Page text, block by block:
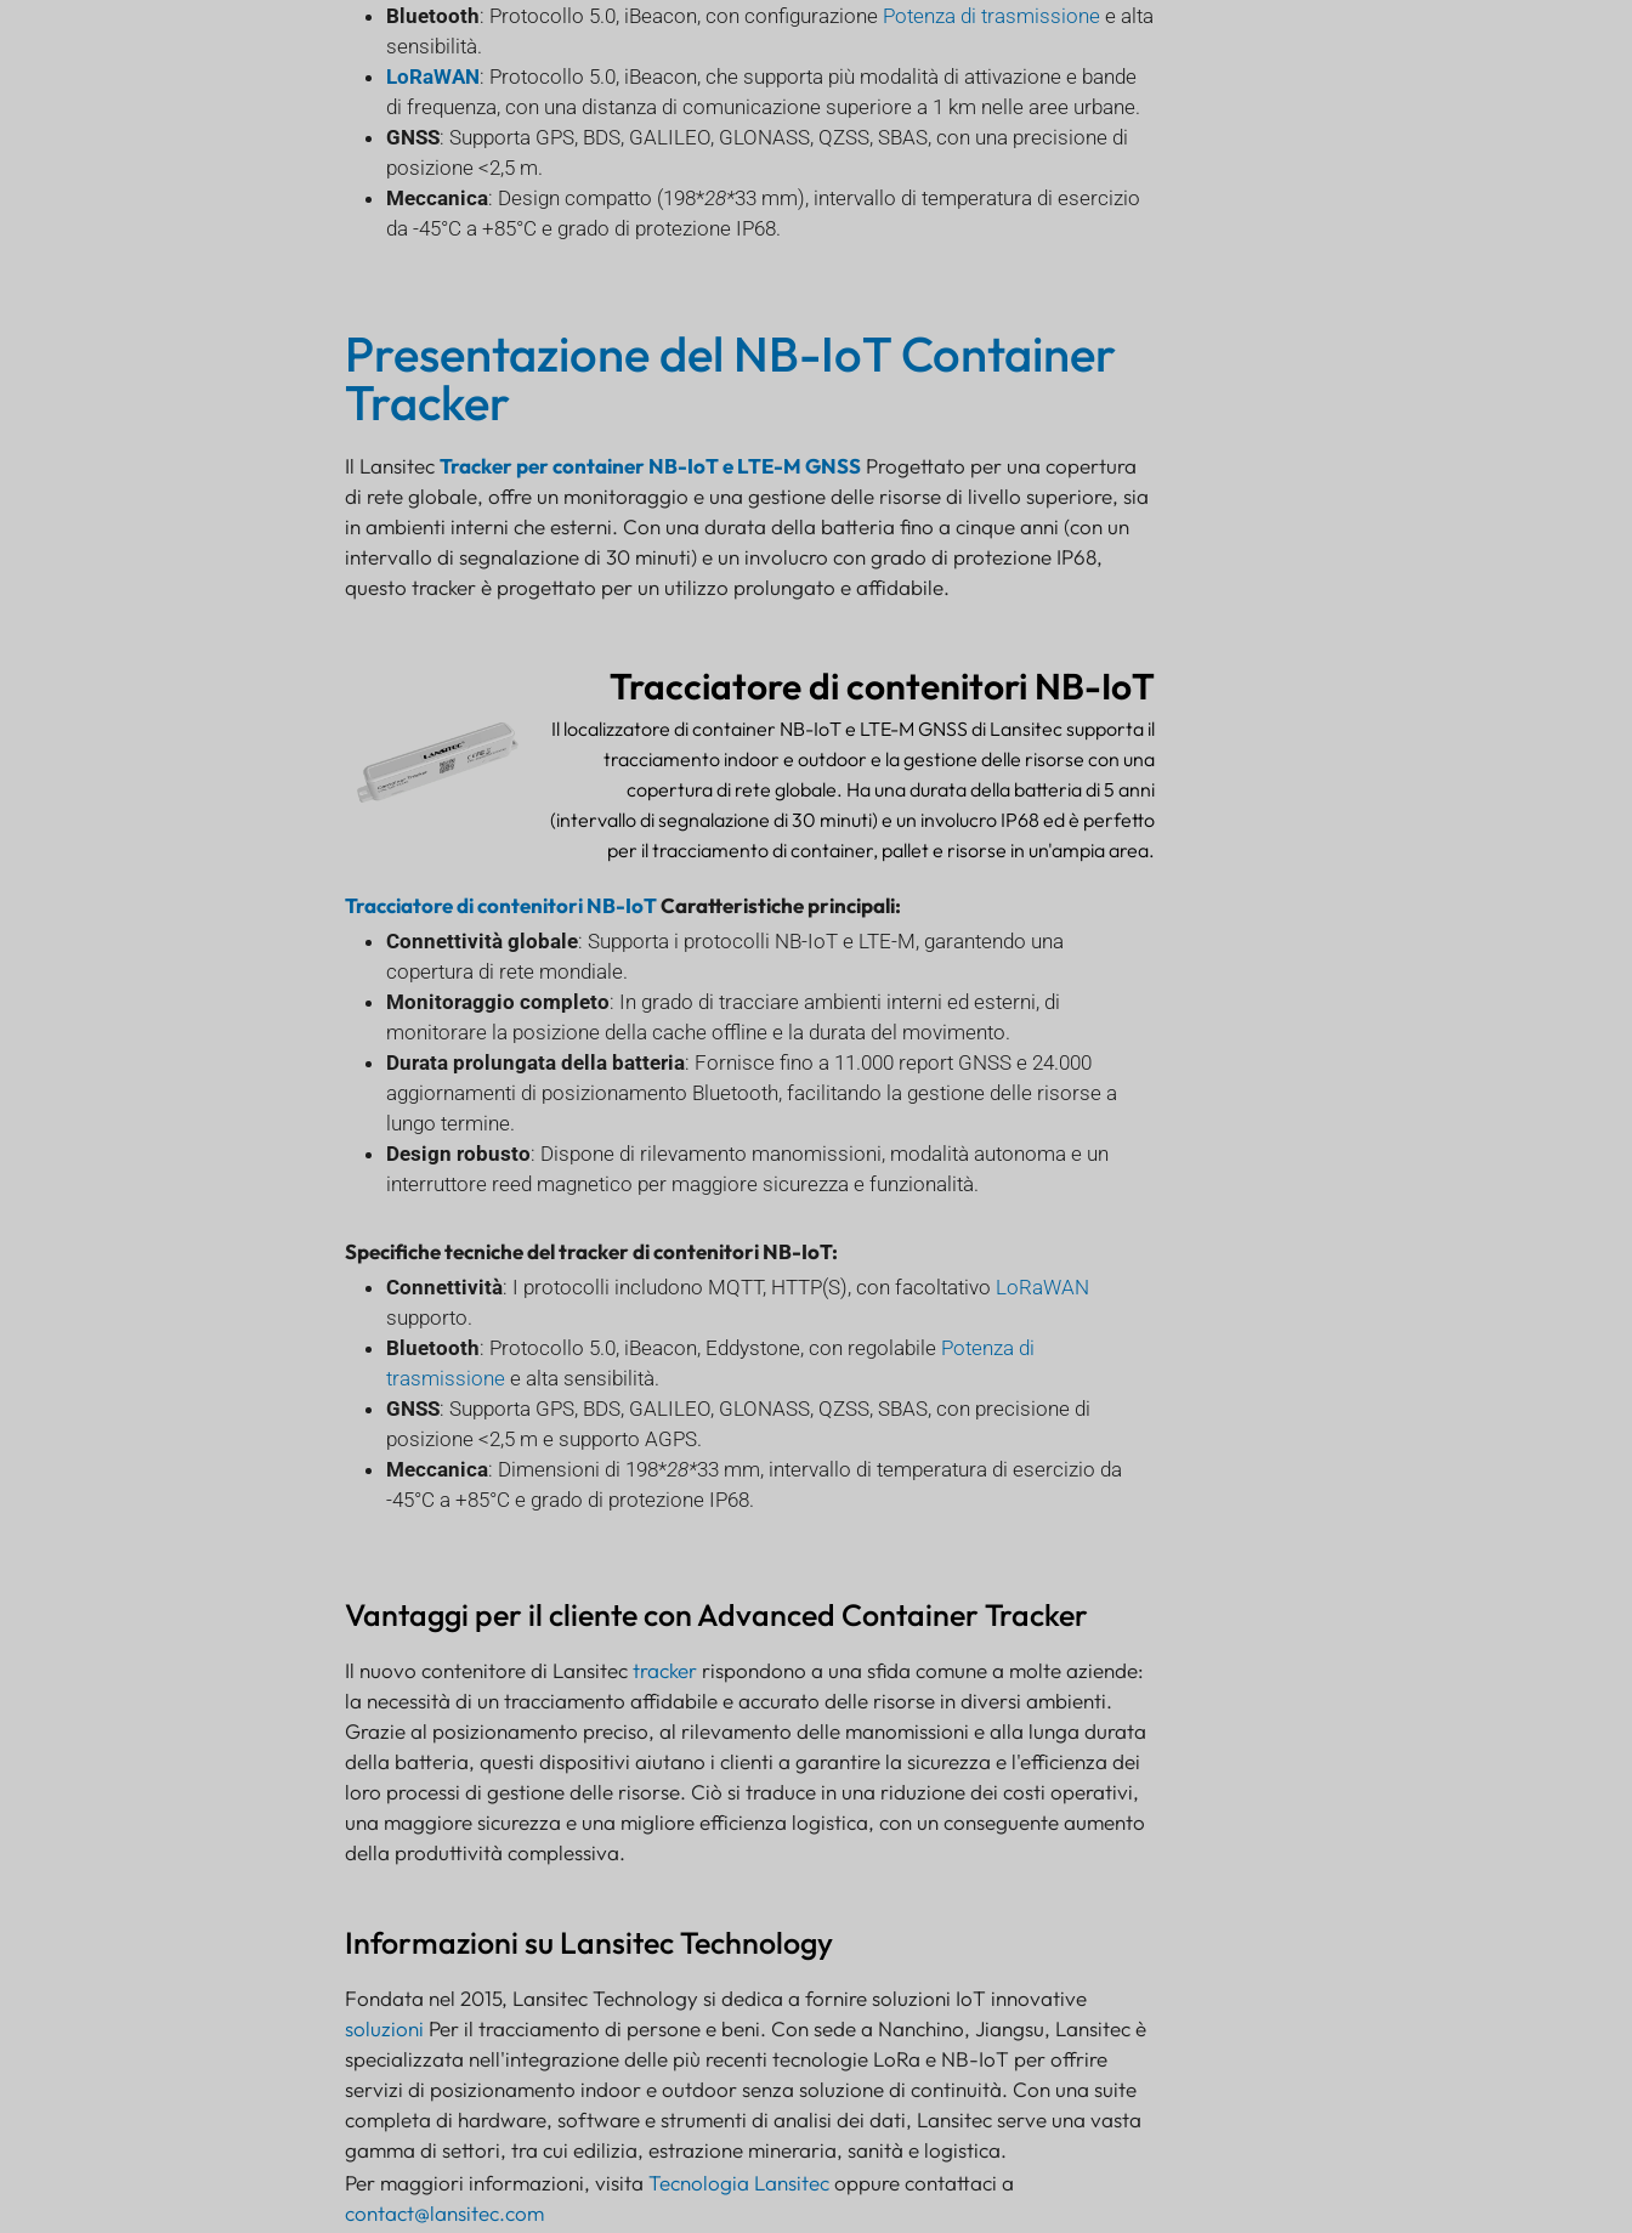
Bluetooth: Protocollo 5.0, iBeacon, con configurazione Potenza di trasmissionee alta
sensibilità.
LoRaWAN: Protocollo 5.0, iBeacon, che supporta più modalità di attivazione e bande
di frequenza, con una distanza di comunicazione superiore a 1 km nelle aree urbane.
GNSS: Supporta GPS, BDS, GALILEO, GLONASS, QZSS, SBAS, con una precisione di
posizione <2,5 m.
Meccanica: Design compatto (198*28*33 mm), intervallo di temperatura di esercizio
da -45°C a +85°C e grado di protezione IP68.
Presentazione del NB-IoT Container
Tracker
Il LansitecTracker per container NB-IoT e LTE-M GNSSProgettato per una copertura
di rete globale, offre un monitoraggio e una gestione delle risorse di livello superiore, sia
in ambienti interni che esterni. Con una durata della batteria fino a cinque anni (con un
intervallo di segnalazione di 30 minuti) e un involucro con grado di protezione IP68,
questo tracker è progettato per un utilizzo prolungato e affidabile.
Tracciatore di contenitori NB-IoT
Il localizzatore di container NB-IoT e LTE-M GNSS di Lansitec supporta il
tracciamento indoor e outdoor e la gestione delle risorse con una
copertura di rete globale. Ha una durata della batteria di 5 anni
(intervallo di segnalazione di 30 minuti) e un involucro IP68 ed è perfetto
per il tracciamento di container, pallet e risorse in un'ampia area.
Tracciatore di contenitori NB-IoTCaratteristiche principali:
Connettività globale: Supporta i protocolli NB-IoT e LTE-M, garantendo una
copertura di rete mondiale.
Monitoraggio completo: In grado di tracciare ambienti interni ed esterni, di
monitorare la posizione della cache offline e la durata del movimento.
Durata prolungata della batteria: Fornisce fino a 11.000 report GNSS e 24.000
aggiornamenti di posizionamento Bluetooth, facilitando la gestione delle risorse a
lungo termine.
Design robusto: Dispone di rilevamento manomissioni, modalità autonoma e un
interruttore reed magnetico per maggiore sicurezza e funzionalità.
Specifiche tecniche del tracker di contenitori NB-IoT:
Connettività: I protocolli includono MQTT, HTTP(S), con facoltativo LoRaWAN
supporto.
Bluetooth: Protocollo 5.0, iBeacon, Eddystone, con regolabile Potenza di
trasmissionee alta sensibilità.
GNSS: Supporta GPS, BDS, GALILEO, GLONASS, QZSS, SBAS, con precisione di
posizione <2,5 m e supporto AGPS.
Meccanica: Dimensioni di 198*28*33 mm, intervallo di temperatura di esercizio da
-45°C a +85°C e grado di protezione IP68.
Vantaggi per il cliente con Advanced ContainerTracker
Il nuovo contenitore di Lansitectrackerrispondono a una sfida comune a molte aziende:
la necessità di un tracciamento affidabile e accurato delle risorse in diversi ambienti.
Grazie al posizionamento preciso, al rilevamento delle manomissioni e alla lunga durata
della batteria, questi dispositivi aiutano i clienti a garantire la sicurezza e l'efficienza dei
loro processi di gestione delle risorse. Ciò si traduce in una riduzione dei costi operativi,
una maggiore sicurezza e una migliore efficienza logistica, con un conseguente aumento
della produttività complessiva.
Informazioni su Lansitec Technology
Fondata nel 2015, Lansitec Technology si dedica a fornire soluzioni IoT innovative
soluzioni Per il tracciamento di persone e beni. Con sede a Nanchino, Jiangsu, Lansitec è
specializzata nell'integrazione delle più recenti tecnologie LoRa e NB-IoT per offrire
servizi di posizionamento indoor e outdoor senza soluzione di continuità. Con una suite
completa di hardware, software e strumenti di analisi dei dati, Lansitec serve una vasta
gamma di settori, tra cui edilizia, estrazione mineraria, sanità e logistica.
Per maggiori informazioni, visita Tecnologia Lansitecoppure contattaci a
contact@lansitec.com